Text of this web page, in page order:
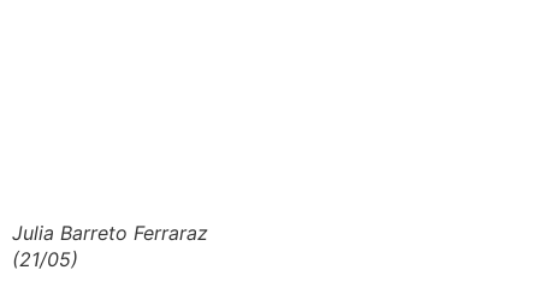
Julia Barreto Ferraraz
(21/05)